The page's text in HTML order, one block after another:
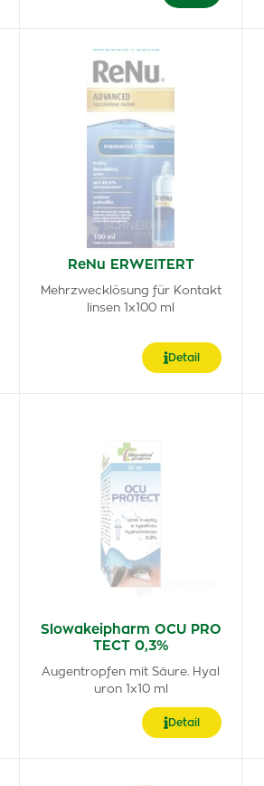
ReNu ERWEITERT
Mehrzwecklösung für Kontakt
linsen 1x100 ml
Detail
Slowakeipharm OCU PRO
TECT 0,3%
Augentropfen mit Säure. Hyal
uron 1x10 ml
Detail